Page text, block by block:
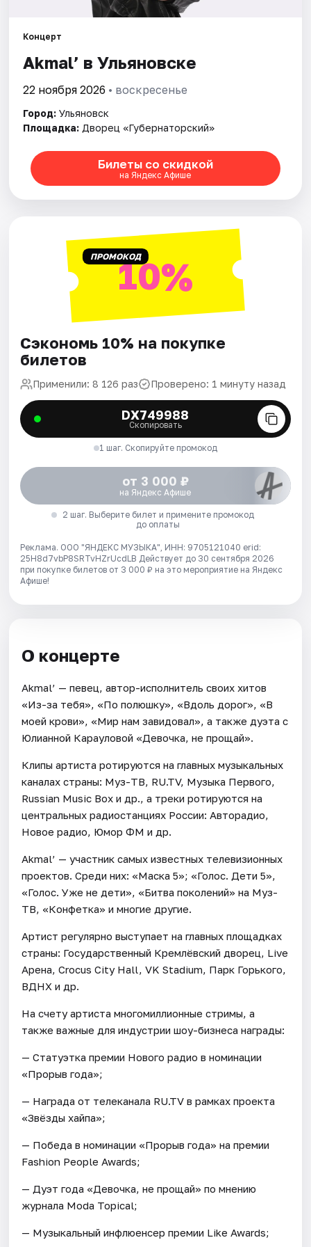
Артисты
Рейтинги
Концерт
Akmal’ в Ульяновске
22 ноября 2026 • воскресенье
Город: Ульяновск
Площадка: Дворец «Губернаторский»
Билеты со скидкой
на Яндекс Афише
ПРОМОКОД10%
Сэкономь 10% на покупке
билетов
Применили: 8 126 раз Проверено: 1 минуту назад
DX749988
Скопировать
1 шаг. Скопируйте промокод
от 3 000 ₽
на Яндекс Афише
2 шаг. Выберите билет и примените промокод
до оплаты
Реклама. ООО "ЯНДЕКС МУЗЫКА", ИНН: 9705121040 erid:
25H8d7vbP8SRTvHZrUcdLB Действует до 30 сентября 2026
при покупке билетов от 3 000 ₽ на это мероприятие на Яндекс
Афише!
О концерте
Akmal’ — певец, автор-исполнитель своих хитов
«Из-за тебя», «По полюшку», «Вдоль дорог», «В
моей крови», «Мир нам завидовал», а также дуэта с
Юлианной Карауловой «Девочка, не прощай».
Клипы артиста ротируются на главных музыкальных
каналах страны: Муз-ТВ, RU.TV, Музыка Первого,
Russian Music Box и др., а треки ротируются на
центральных радиостанциях России: Авторадио,
Новое радио, Юмор ФМ и др.
Akmal’ — участник самых известных телевизионных
проектов. Среди них: «Маска 5»; «Голос. Дети 5»,
«Голос. Уже не дети», «Битва поколений» на Муз-
ТВ, «Конфетка» и многие другие.
Артист регулярно выступает на главных площадках
страны: Государственный Кремлёвский дворец, Live
Арена, Crocus City Hall, VK Stadium, Парк Горького,
ВДНХ и др.
На счету артиста многомиллионные стримы, а
также важные для индустрии шоу-бизнеса награды:
— Статуэтка премии Нового радио в номинации
«Прорыв года»;
— Награда от телеканала RU.TV в рамках проекта
«Звёзды хайпа»;
— Победа в номинации «Прорыв года» на премии
Fashion People Awards;
— Дуэт года «Девочка, не прощай» по мнению
журнала Moda Topical;
— Музыкальный инфлюенсер премии Like Awards;